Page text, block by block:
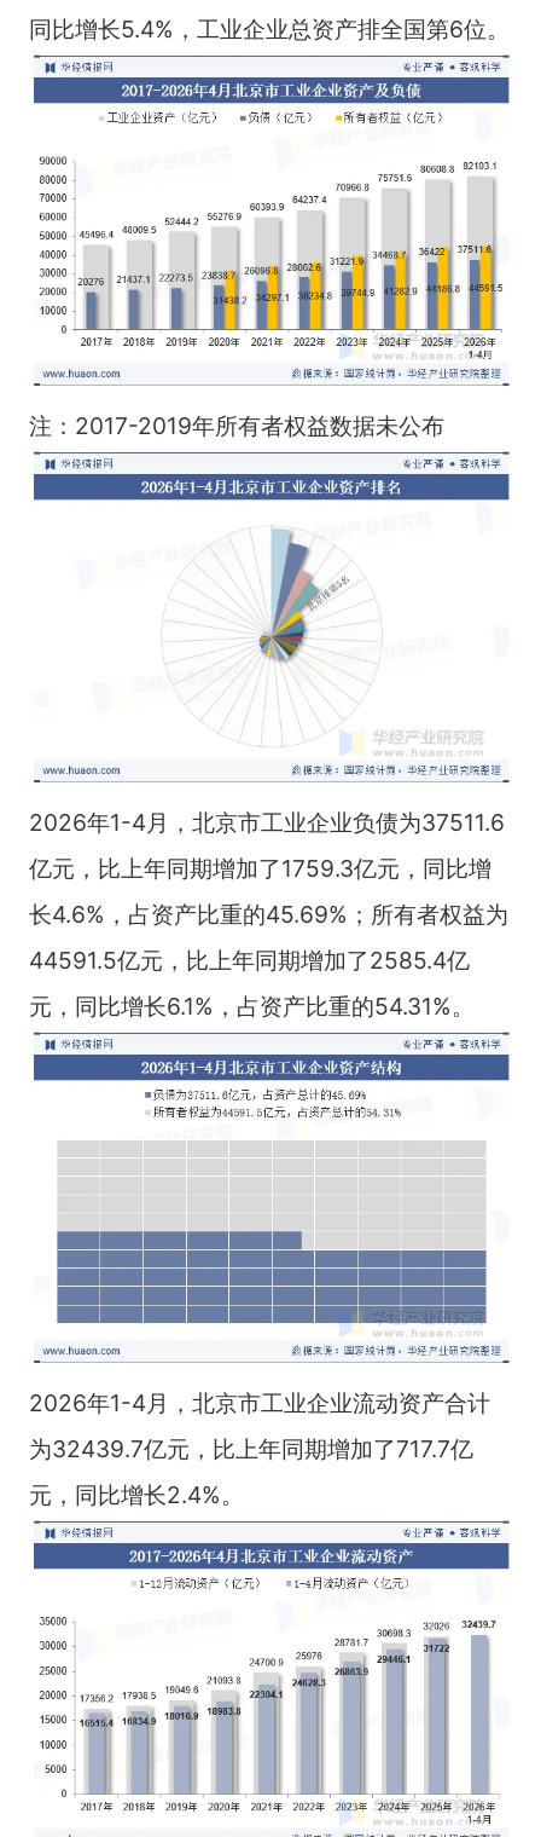
同比增长5.4%，工业企业总资产排全国第6位。
注：2017-2019年所有者权益数据未公布
2026年1-4月，北京市工业企业负债为37511.6
亿元，比上年同期增加了1759.3亿元，同比增
长4.6%，占资产比重的45.69%；所有者权益为
44591.5亿元，比上年同期增加了2585.4亿
元，同比增长6.1%，占资产比重的54.31%。
2026年1-4月，北京市工业企业流动资产合计
为32439.7亿元，比上年同期增加了717.7亿
元，同比增长2.4%。